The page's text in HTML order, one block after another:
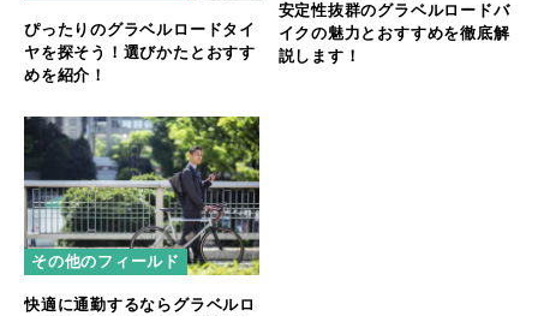
ぴったりのグラベルロードタイ
ヤを探そう！選びかたとおすす
めを紹介！
安定性抜群のグラベルロードバ
イクの魅力とおすすめを徹底解
説します！
その他のフィールド
快適に通勤するならグラベルロ